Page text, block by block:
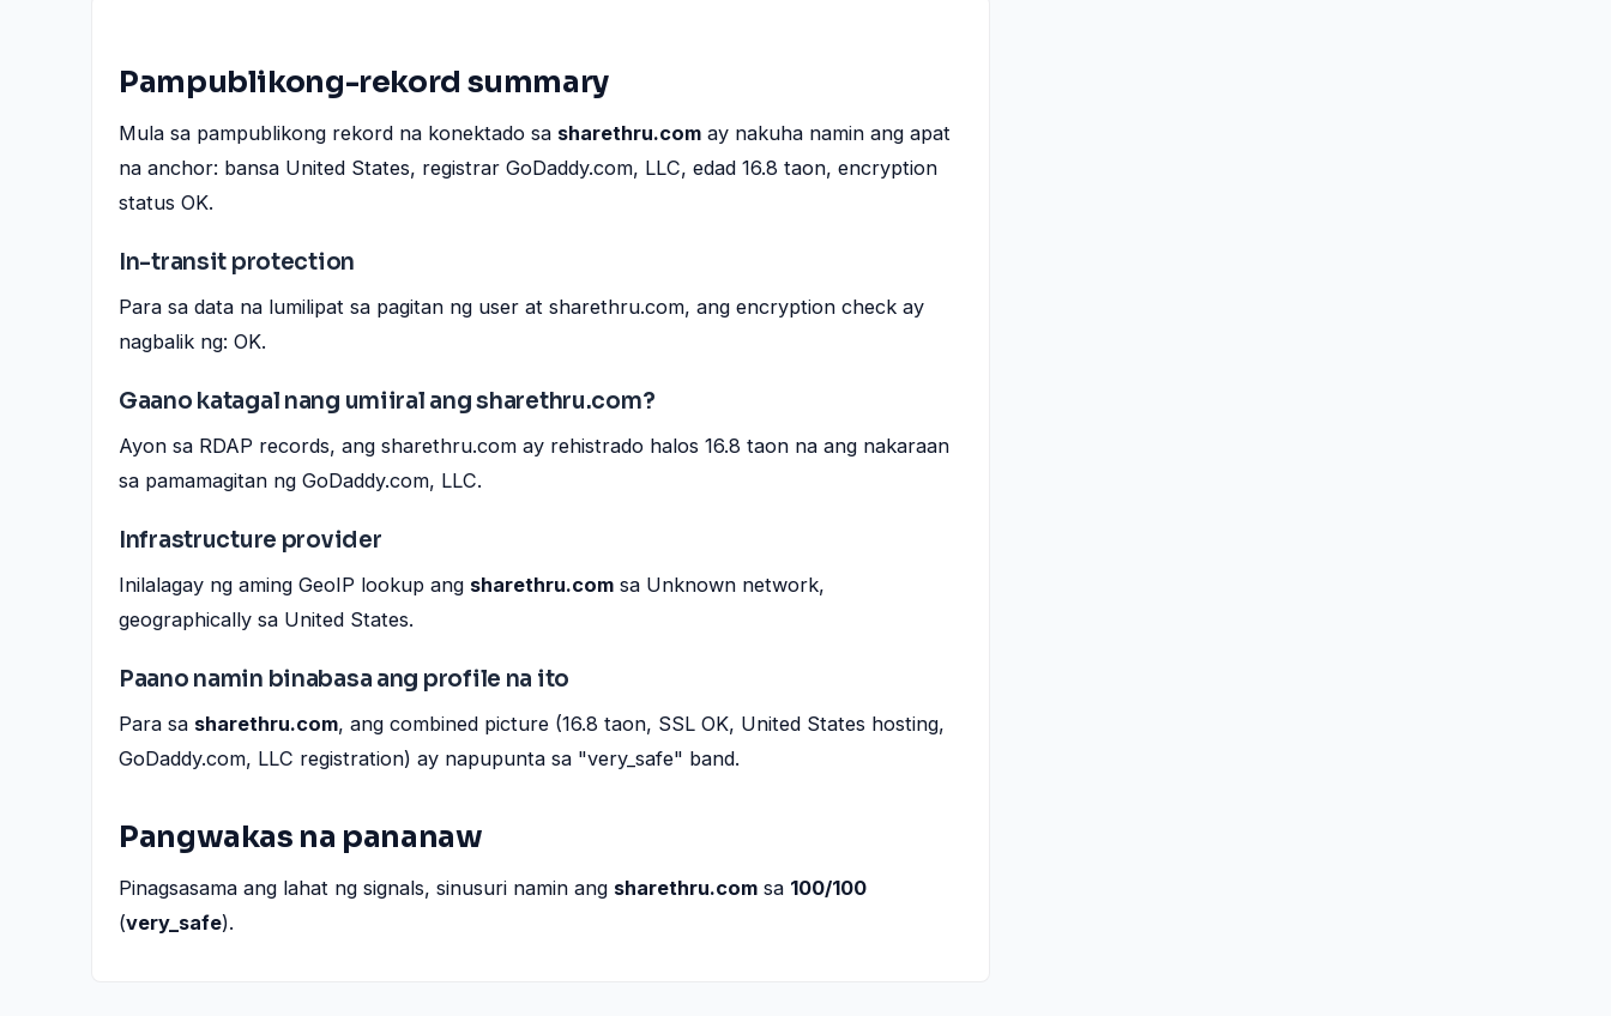
Pampublikong-rekord summary
Mula sa pampublikong rekord na konektado sa sharethru.com ay nakuha namin ang apat
na anchor: bansa United States, registrar GoDaddy.com, LLC, edad 16.8 taon, encryption
status OK.
In-transit protection
Para sa data na lumilipat sa pagitan ng user at sharethru.com, ang encryption check ay
nagbalik ng: OK.
Gaano katagal nang umiiral ang sharethru.com?
Ayon sa RDAP records, ang sharethru.com ay rehistrado halos 16.8 taon na ang nakaraan
sa pamamagitan ng GoDaddy.com, LLC.
Infrastructure provider
Inilalagay ng aming GeoIP lookup ang sharethru.com sa Unknown network,
geographically sa United States.
Paano namin binabasa ang profile na ito
Para sa sharethru.com, ang combined picture (16.8 taon, SSL OK, United States hosting,
GoDaddy.com, LLC registration) ay napupunta sa "very_safe" band.
Pangwakas na pananaw
Pinagsasama ang lahat ng signals, sinusuri namin ang sharethru.com sa 100/100
(very_safe).